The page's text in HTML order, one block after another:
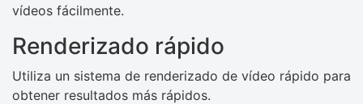
vídeos fácilmente.
Renderizado rápido
Utiliza un sistema de renderizado de vídeo rápido para
obtener resultados más rápidos.